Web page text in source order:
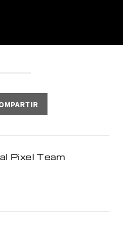
Pixel Team